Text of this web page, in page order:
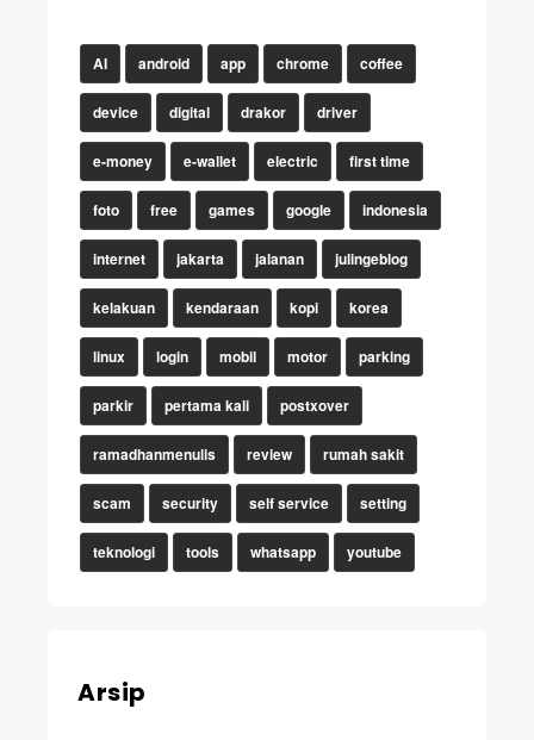
AI android app chrome coffee
device digital drakor driver
e-money e-wallet electric first time
foto free games google indonesia
internet jakarta jalanan julingeblog
kelakuan kendaraan kopi korea
linux login mobil motor parking
parkir pertama kali postxover
ramadhanmenulis review rumah sakit
scam security self service setting
teknologi tools whatsapp youtube
Arsip